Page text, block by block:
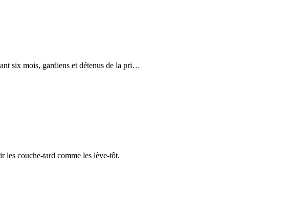
six mois, gardiens et détenus de la pri…
les couche-tard comme les lève-tôt.